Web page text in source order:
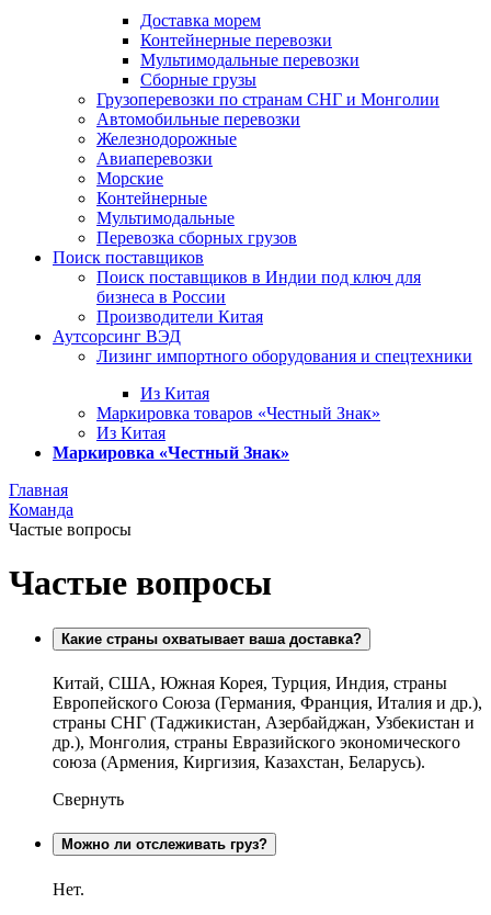
Доставка морем
Контейнерные перевозки
Мультимодальные перевозки
Сборные грузы
Грузоперевозки по странам СНГ и Монголии
Автомобильные перевозки
Железнодорожные
Авиаперевозки
Морские
Контейнерные
Мультимодальные
Перевозка сборных грузов
Поиск поставщиков
Поиск поставщиков в Индии под ключ для
бизнеса в России
Производители Китая
Аутсорсинг ВЭД
Лизинг импортного оборудования и спецтехники
Из Китая
Маркировка товаров «Честный Знак»
Из Китая
Маркировка «Честный Знак»
Главная
Команда
Частые вопросы
Частые вопросы
Какие страны охватывает ваша доставка?
Китай, США, Южная Корея, Турция, Индия, страны
Европейского Союза (Германия, Франция, Италия и др.),
страны СНГ (Таджикистан, Азербайджан, Узбекистан и
др.), Монголия, страны Евразийского экономического
союза (Армения, Киргизия, Казахстан, Беларусь).
Свернуть
Можно ли отслеживать груз?
Нет.